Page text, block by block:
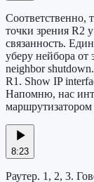
Соответственно,
точки зрения R2
связанность.
уберу нейбора от
neighbor
R1. Show IP
Напомню, нас
8:23
Раутер. 1, 2, 3.